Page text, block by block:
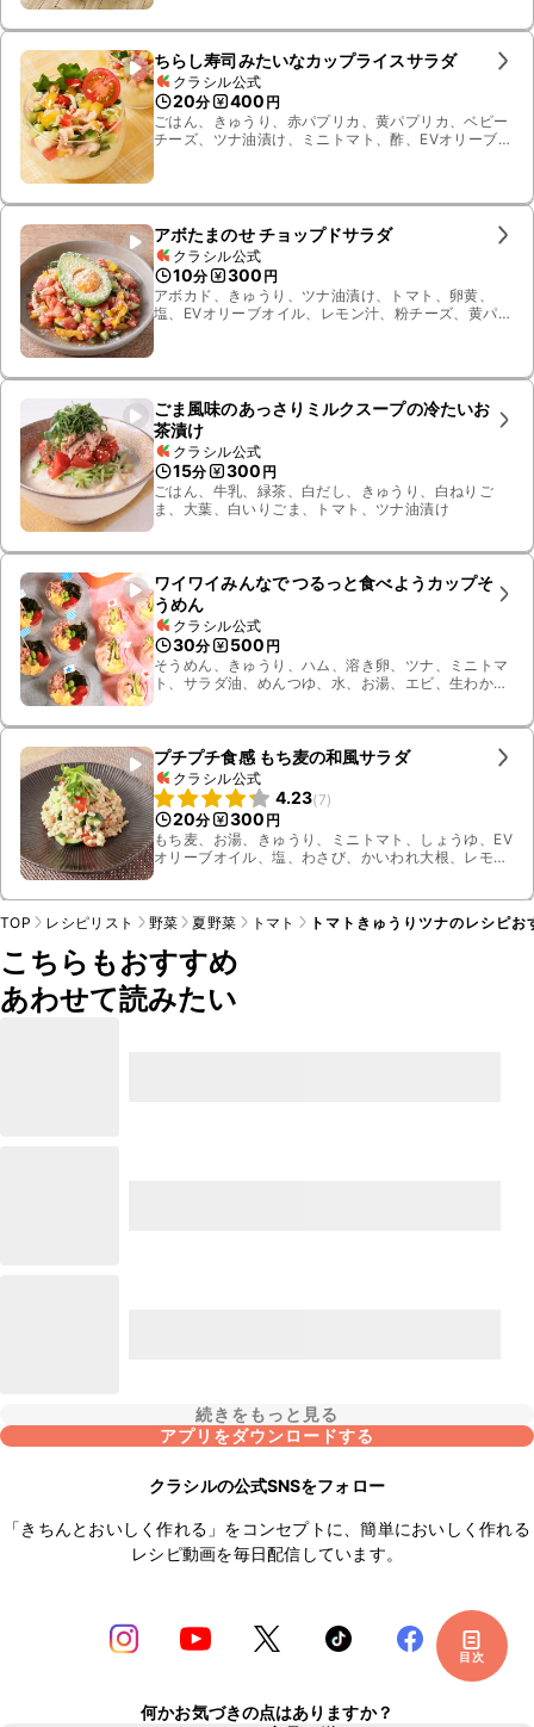
ちらし寿司みたいなカップライスサラダ
クラシル公式
20分 400 円
ごはん、きゅうり、赤パプリカ、黄パプリカ、ベビー
チーズ、ツナ油漬け、ミニトマト、酢、EVオリーブオ
アボたまのせ チョップドサラダ
クラシル公式
10分 300 円
アボカド、きゅうり、ツナ油漬け、トマト、卵黄、
塩、EVオリーブオイル、レモン汁、粉チーズ、黄パプ
ごま風味のあっさりミルクスープの冷たいお
茶漬け
クラシル公式
15分 300 円
ごはん、牛乳、緑茶、白だし、きゅうり、白ねりご
ま、大葉、白いりごま、トマト、ツナ油漬け
ワイワイみんなで つるっと食べようカップそ
うめん
クラシル公式
30分 500 円
そうめん、きゅうり、ハム、溶き卵、ツナ、ミニトマ
ト、サラダ油、めんつゆ、水、お湯、エビ、生わか
プチプチ食感 もち麦の和風サラダ
クラシル公式
4.23(7)
20分 300 円
もち麦、お湯、きゅうり、ミニトマト、しょうゆ、EV
オリーブオイル、塩、わさび、かいわれ大根、レモン
目次
TOP レシピリスト 野菜 夏野菜 トマト トマトきゅうりツナのレシピ
こちらもおすすめ
あわせて読みたい
続きをもっと見る
アプリをダウンロードする
クラシルの公式SNSをフォロー
「きちんとおいしく作れる」をコンセプトに、簡単においしく作れる
レシピ動画を毎日配信しています。
何かお気づきの点はありますか？